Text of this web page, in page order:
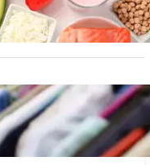
se suman a la
mano premium